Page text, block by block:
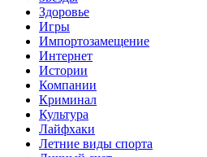
Здоровье
Игры
Импортозамещение
Интернет
Истории
Компании
Криминал
Культура
Лайфхаки
Летние виды спорта